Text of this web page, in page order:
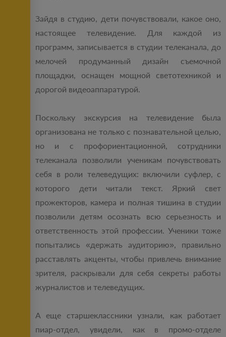
Зайдя в студию, дети почувствовали, какое оно,
настоящее телевидение. Для каждой из
программ, записывается в студии телеканала, до
мелочей продуманный дизайн съемочной
площадки, оснащен мощной светотехникой и
дорогой видеоаппаратурой.
Поскольку экскурсия на телевидение была
организована не только с познавательной целью,
но и с профориентационной, сотрудники
телеканала позволили ученикам почувствовать
себя в роли телеведущих: включили суфлер, с
которого дети читали текст. Яркий свет
прожекторов, камера и полная тишина в студии
позволили детям осознать всю серьезность и
ответственность этой профессии. Ученики тоже
попытались «держать аудиторию», правильно
расставлять акценты, чтобы привлечь внимание
зрителя, раскрывали для себя секреты работы
журналистов и телеведущих.
А еще старшеклассники узнали, как работает
пиар-отдел, увидели, как в промо-отделе